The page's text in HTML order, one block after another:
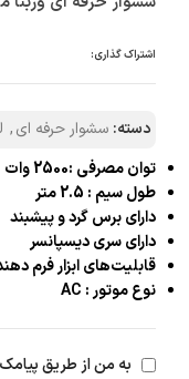
اشتراک گذاری:
دسته: سشوار حرفه ای,
توان مصرفی :2500 وات
طول سیم : 2.5 متر
دارای برس گرد و پیشبند
دارای سری دیسپانسر
قابلیت‌های ابزار فرم
نوع موتور : AC
به من از طریق